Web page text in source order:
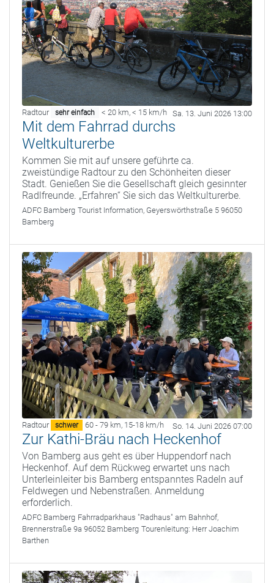
Radtour sehr einfach < 20 km, < 15 km/h Sa. 13. Juni 2026 13:00
Mit dem Fahrrad durchs
Weltkulturerbe
Kommen Sie mit auf unsere geführte ca.
zweistündige Radtour zu den Schönheiten dieser
Stadt. Genießen Sie die Gesellschaft gleich gesinnter
Radlfreunde. „Erfahren“ Sie sich das Weltkulturerbe.
ADFC Bamberg Tourist Information, Geyerswörthstraße 5 96050
Bamberg
Radtour schwer 60 - 79 km, 15-18 km/h So. 14. Juni 2026 07:00
Zur Kathi-Bräu nach Heckenhof
Von Bamberg aus geht es über Huppendorf nach
Heckenhof. Auf dem Rückweg erwartet uns nach
Unterleinleiter bis Bamberg entspanntes Radeln auf
Feldwegen und Nebenstraßen. Anmeldung
erforderlich.
ADFC Bamberg Fahrradparkhaus "Radhaus" am Bahnhof,
Brennerstraße 9a 96052 Bamberg Tourenleitung: Herr Joachim
Barthen